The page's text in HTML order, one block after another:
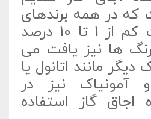
در همه برندهای
شوینده با غلظت کم از 1 تا 10 درصد
ها نیز یافت می
مانند اتانول یا
و آمونیاک نیز در
اجاق گاز استفاده